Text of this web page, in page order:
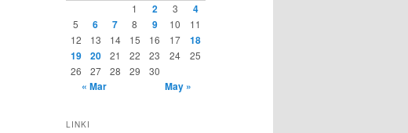
1 2 3 4
5 6 7 8 9 10
11
12
13 14 15 16 17
18
19
20 21 22 23 24
25
26
27 28 29 30
« Mar May »
LINKI